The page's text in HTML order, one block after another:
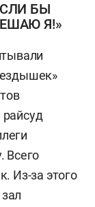
БЫ
Я!»
Всего
Из-за этого